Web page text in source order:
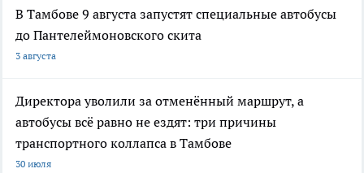
В Тамбове 9 августа запустят специальные автобусы
до Пантелеймоновского скита
3 августа
Директора уволили за отменённый маршрут, а
автобусы всё равно не ездят: три причины
транспортного коллапса в Тамбове
30 июля